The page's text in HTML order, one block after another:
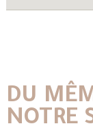
DU
NOTRE